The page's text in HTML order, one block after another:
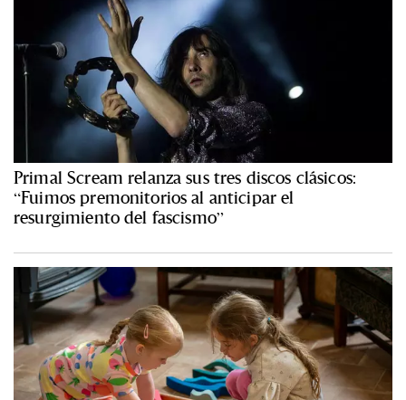
Primal Scream relanza sus tres discos clásicos:
“Fuimos premonitorios al anticipar el
resurgimiento del fascismo”